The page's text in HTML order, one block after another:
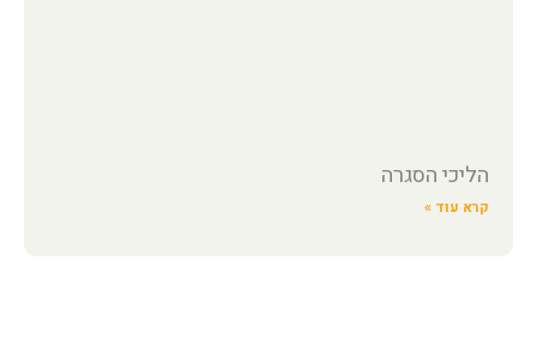
הליכי הסגרה
קרא עוד »